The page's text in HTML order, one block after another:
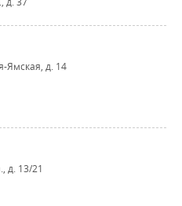
Ямская, д. 14
д. 13/21